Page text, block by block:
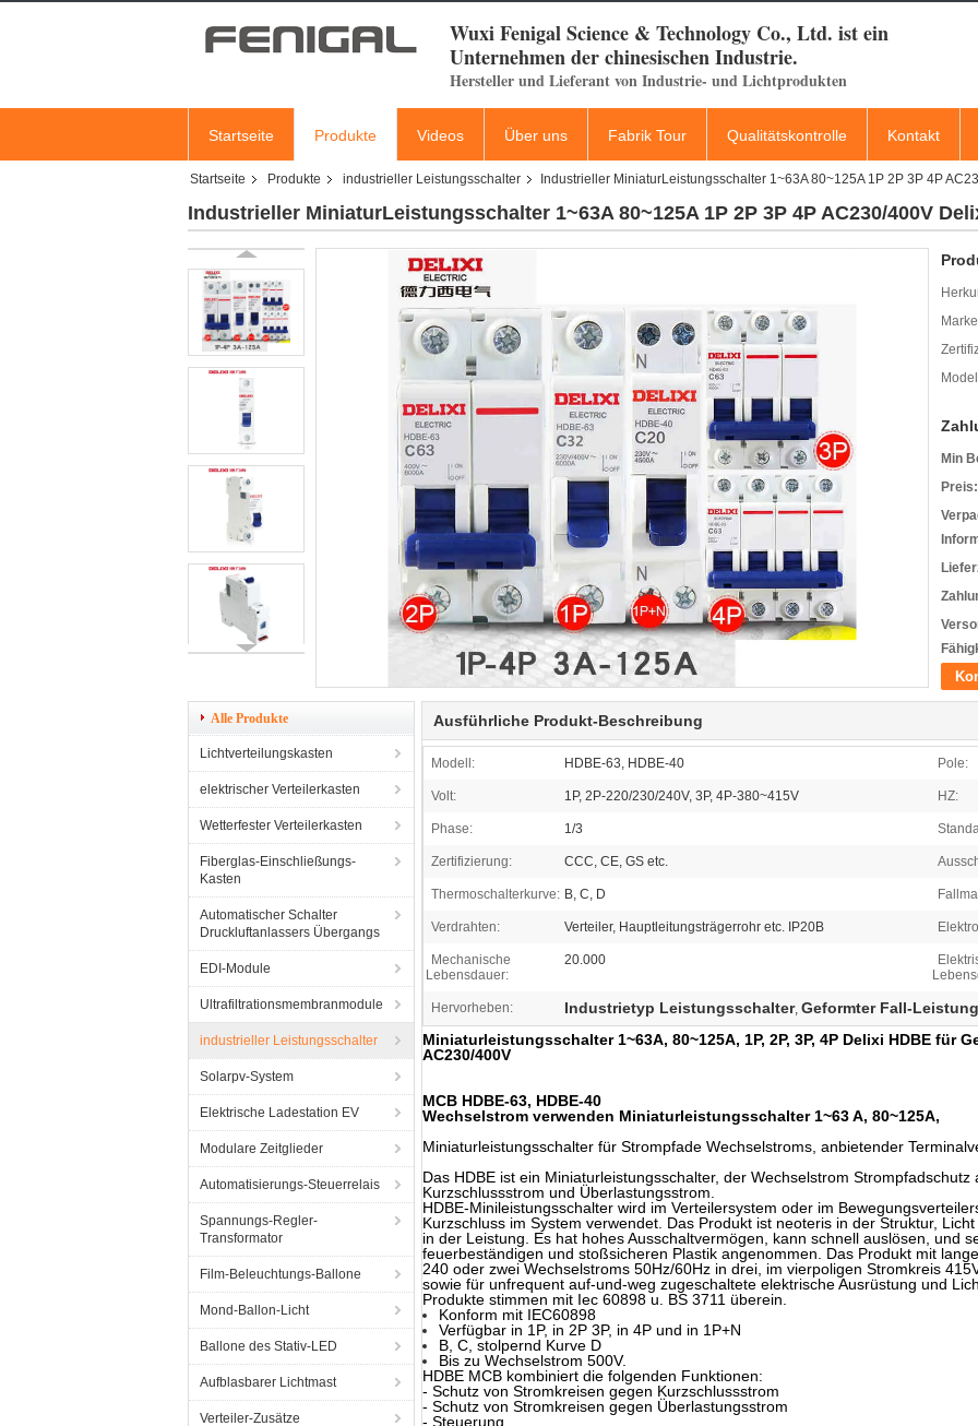
Wuxi Fenigal Science & Technology Co., Ltd. ist ein
Unternehmen der chinesischen Industrie.
Hersteller und Lieferant von Industrie- und Lichtprodukten
Startseite Produkte Videos Über uns Fabrik Tour Qualitätskontrolle Kontakt
Startseite Produkte industrieller Leistungsschalter Industrieller MiniaturLeistungsschalter 1~63A 80~125A 1P 2P 3P 4P
Industrieller MiniaturLeistungsschalter 1~63A 80~125A 1P 2P 3P 4P AC230/400V
Min
Preis:
Alle Produkte
Lichtverteilungskasten
elektrischer Verteilerkasten
Wetterfester Verteilerkasten
Fiberglas-Einschließungs-
Kasten
Automatischer Schalter
Druckluftanlassers Übergangs
EDI-Module
Ultrafiltrationsmembranmodule
industrieller Leistungsschalter
Solarpv-System
Elektrische Ladestation EV
Modulare Zeitglieder
Automatisierungs-Steuerrelais
Spannungs-Regler-
Transformator
Film-Beleuchtungs-Ballone
Mond-Ballon-Licht
Ballone des Stativ-LED
Aufblasbarer Lichtmast
Verteiler-Zusätze
Ausführliche Produkt-Beschreibung
Modell: HDBE-63, HDBE-40 Pole:
Volt: 1P, 2P-220/230/240V, 3P, 4P-380~415V HZ:
Phase: 1/3
Zertifizierung: CCC, CE, GS etc.
Thermoschalterkurve: B, C, D
Verdrahten: Verteiler, Hauptleitungsträgerrohr etc. IP20B
Mechanische
Lebensdauer:
20.000
Hervorheben: Industrietyp Leistungsschalter, Geformter Fall-
Miniaturleistungsschalter 1~63A, 80~125A, 1P, 2P, 3P, 4P Delixi HDBE für
AC230/400V
MCB HDBE-63, HDBE-40
Wechselstrom verwenden Miniaturleistungsschalter 1~63 A, 80~125A,
Miniaturleistungsschalter für Strompfade Wechselstroms, anbietender
Das HDBE ist ein Miniaturleistungsschalter, der Wechselstrom
Kurzschlussstrom und Überlastungsstrom.
HDBE-Minileistungsschalter wird im Verteilersystem oder im
Kurzschluss im System verwendet. Das Produkt ist neoteris in der Struktur,
in der Leistung. Es hat hohes Ausschaltvermögen, kann schnell auslösen, und
feuerbeständigen und stoßsicheren Plastik angenommen. Das Produkt mit
240 oder zwei Wechselstroms 50Hz/60Hz in drei, im vierpoligen Stromkreis
sowie für unfrequent auf-und-weg zugeschaltete elektrische Ausrüstung und
Produkte stimmen mit Iec 60898 u. BS 3711 überein.
Konform mit IEC60898
Verfügbar in 1P, in 2P 3P, in 4P und in 1P+N
B, C, stolpernd Kurve D
Bis zu Wechselstrom 500V.
HDBE MCB kombiniert die folgenden Funktionen:
- Schutz von Stromkreisen gegen Kurzschlussstrom
- Schutz von Stromkreisen gegen Überlastungsstrom
- Steuerung